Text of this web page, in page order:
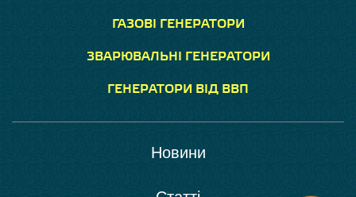
ГАЗОВІ ГЕНЕРАТОРИ
ЗВАРЮВАЛЬНІ ГЕНЕРАТОРИ
ГЕНЕРАТОРИ ВІД ВВП
Новини